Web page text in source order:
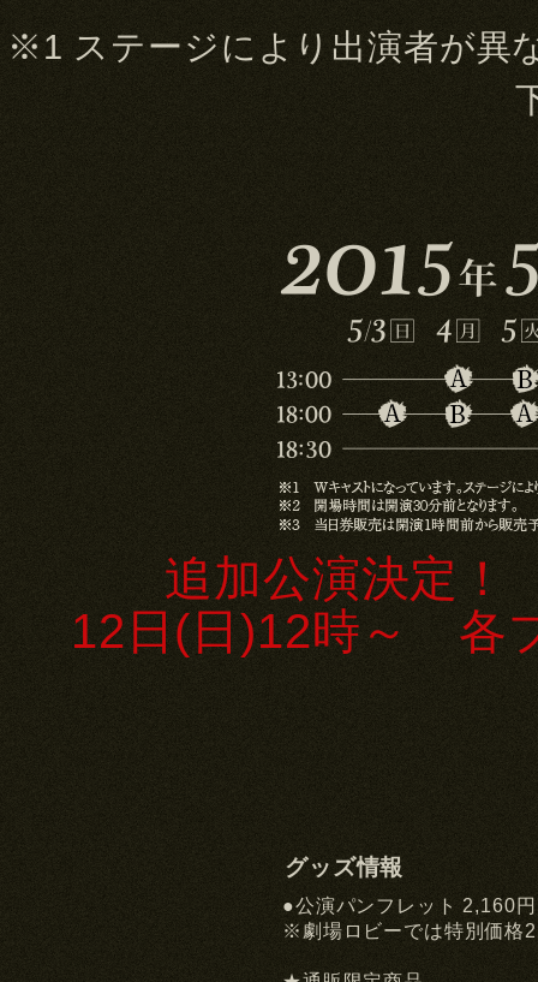
※1 ステージにより出演者が異
追加公演決定
12日(日)12時～ 各
グッズ情報
●公演パンフレット 2,160
※劇場ロビーでは特別価格